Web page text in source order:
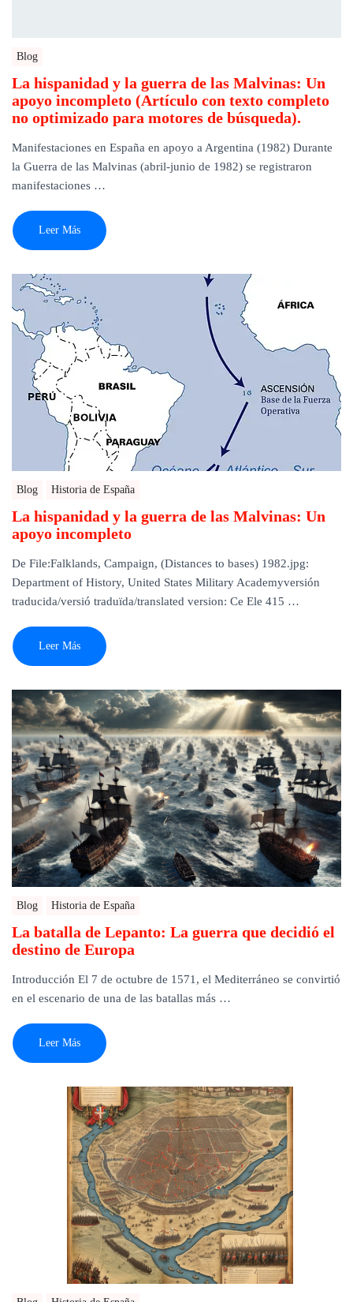
Blog
La hispanidad y la guerra de las Malvinas: Un
apoyo incompleto (Artículo con texto completo
no optimizado para motores de búsqueda).
Manifestaciones en España en apoyo a Argentina (1982) Durante
la Guerra de las Malvinas (abril-junio de 1982) se registraron
manifestaciones …
Leer Más
Blog Historia de España
La hispanidad y la guerra de las Malvinas: Un
apoyo incompleto
De File:Falklands, Campaign, (Distances to bases) 1982.jpg:
Department of History, United States Military Academyversión
traducida/versió traduïda/translated version: Ce Ele 415 …
Leer Más
Blog Historia de España
La batalla de Lepanto: La guerra que decidió el
destino de Europa
Introducción El 7 de octubre de 1571, el Mediterráneo se convirtió
en el escenario de una de las batallas más …
Leer Más